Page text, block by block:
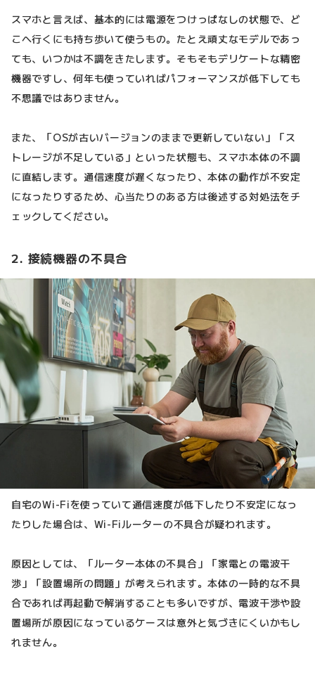
スマホと言えば、基本的には電源をつけっぱなしの状態で、ど
こへ行くにも持ち歩いて使うもの。たとえ頑丈なモデルであっ
ても、いつかは不調をきたします。そもそもデリケートな精密
機器ですし、何年も使っていればパフォーマンスが低下しても
不思議ではありません。
また、「OSが古いバージョンのままで更新していない」「ス
トレージが不足している」といった状態も、スマホ本体の不調
に直結します。通信速度が遅くなったり、本体の動作が不安定
になったりするため、心当たりのある方は後述する対処法をチ
ェックしてください。
2. 接続機器の不具合
自宅のWi-Fiを使っていて通信速度が低下したり不安定になっ
たりした場合は、Wi-Fiルーターの不具合が疑われます。
原因としては、「ルーター本体の不具合」「家電との電波干
渉」「設置場所の問題」が考えられます。本体の一時的な不具
合であれば再起動で解消することも多いですが、電波干渉や設
置場所が原因になっているケースは意外と気づきにくいかもし
れません。